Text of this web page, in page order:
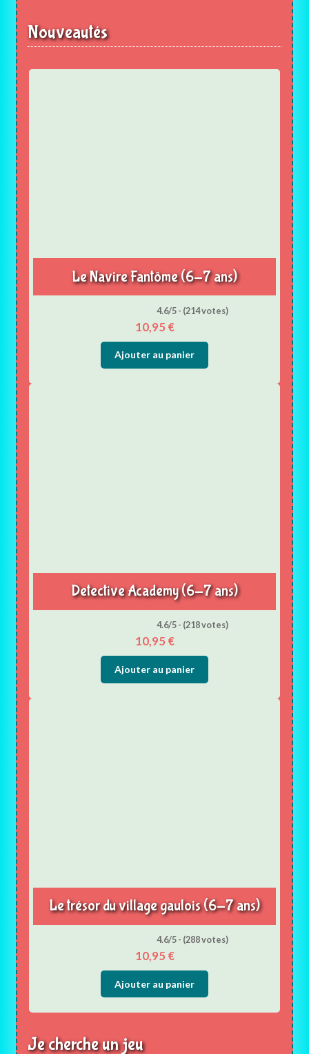
Nouveautés
Le Navire Fantôme (6-7 ans)
4.6/5 - (214 votes)
10,95 €
Ajouter au panier
Detective Academy (6-7 ans)
4.6/5 - (218 votes)
10,95 €
Ajouter au panier
Le trésor du village gaulois (6-7 ans)
4.6/5 - (288 votes)
10,95 €
Ajouter au panier
Je cherche un jeu